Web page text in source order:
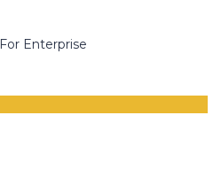
For Enterprise